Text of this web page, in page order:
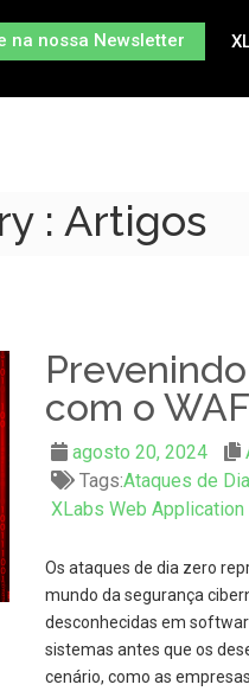
na nossa Newsletter
: Artigos
com o
agosto 20, 2024
Tags:Ataques de
XLabs Web Application
Os ataques de dia zero
mundo da segurança
desconhecidas em
sistemas antes que os
cenário, como as